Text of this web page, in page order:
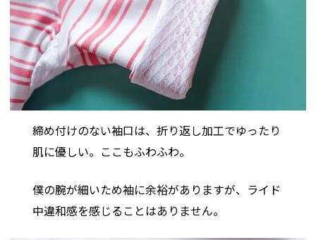
締め付けのない袖口は、折り返し加工でゆったり
肌に優しい。ここもふわふわ。
僕の腕が細いため袖に余裕がありますが、ライド
中違和感を感じることはありません。